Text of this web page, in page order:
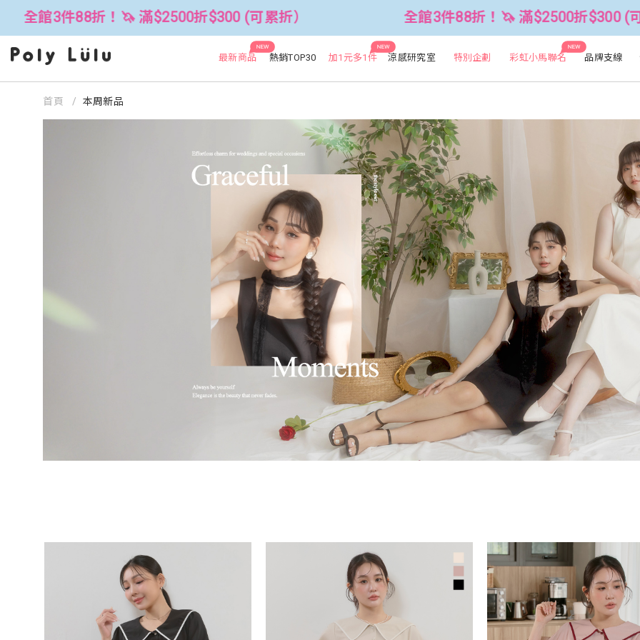
折$300 (可累折） 全館3件88折！🦄 滿$2500折$300 (可累折） 全
NEW
最新商品 熱銷TOP30
NEW
加1元多1件 涼感研究室 特別企劃
NEW
彩虹小馬聯名 品牌支線
首頁 本周新品